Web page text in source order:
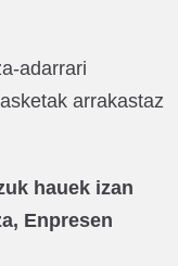
adarrari
arrakastaz
hauek izan
Enpresen